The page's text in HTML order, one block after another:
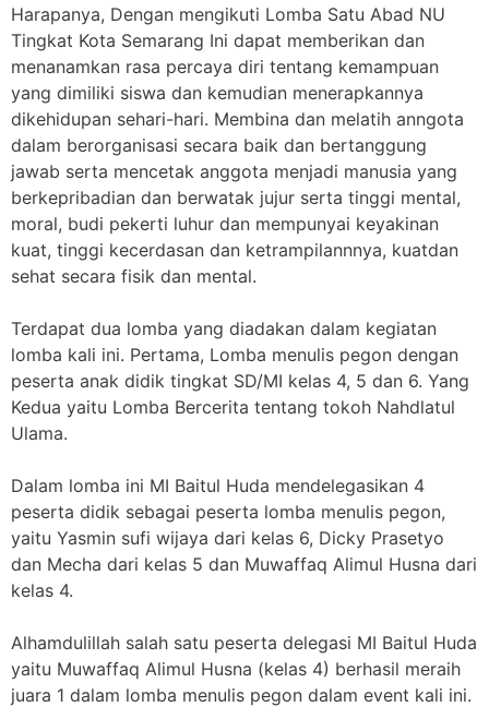
Harapanya, Dengan mengikuti Lomba Satu Abad NU
Tingkat Kota Semarang Ini dapat memberikan dan
menanamkan rasa percaya diri tentang kemampuan
yang dimiliki siswa dan kemudian menerapkannya
dikehidupan sehari-hari. Membina dan melatih anngota
dalam berorganisasi secara baik dan bertanggung
jawab serta mencetak anggota menjadi manusia yang
berkepribadian dan berwatak jujur serta tinggi mental,
moral, budi pekerti luhur dan mempunyai keyakinan
kuat, tinggi kecerdasan dan ketrampilannnya, kuatdan
sehat secara fisik dan mental.
Terdapat dua lomba yang diadakan dalam kegiatan
lomba kali ini. Pertama, Lomba menulis pegon dengan
peserta anak didik tingkat SD/MI kelas 4, 5 dan 6. Yang
Kedua yaitu Lomba Bercerita tentang tokoh Nahdlatul
Ulama.
Dalam lomba ini MI Baitul Huda mendelegasikan 4
peserta didik sebagai peserta lomba menulis pegon,
yaitu Yasmin sufi wijaya dari kelas 6, Dicky Prasetyo
dan Mecha dari kelas 5 dan Muwaffaq Alimul Husna dari
kelas 4.
Alhamdulillah salah satu peserta delegasi MI Baitul Huda
yaitu Muwaffaq Alimul Husna (kelas 4) berhasil meraih
juara 1 dalam lomba menulis pegon dalam event kali ini.